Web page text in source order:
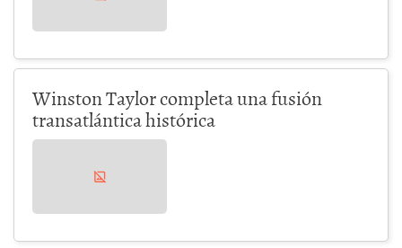
Winston Taylor completa una fusión
transatlántica histórica